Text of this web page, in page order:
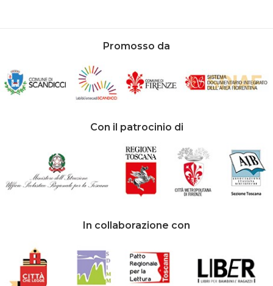
Promosso da
Con il patrocinio di
In collaborazione con